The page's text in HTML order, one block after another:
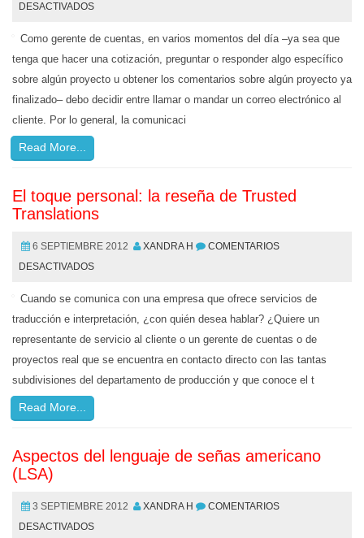
DESACTIVADOS
Como gerente de cuentas, en varios momentos del día –ya sea que
tenga que hacer una cotización, preguntar o responder algo específico
sobre algún proyecto u obtener los comentarios sobre algún proyecto ya
finalizado– debo decidir entre llamar o mandar un correo electrónico al
cliente. Por lo general, la comunicaci
Read More...
El toque personal: la reseña de Trusted
Translations
6 SEPTIEMBRE 2012 XANDRA H
COMENTARIOS
DESACTIVADOS
Cuando se comunica con una empresa que ofrece servicios de
traducción e interpretación, ¿con quién desea hablar? ¿Quiere un
representante de servicio al cliente o un gerente de cuentas o de
proyectos real que se encuentra en contacto directo con las tantas
subdivisiones del departamento de producción y que conoce el t
Read More...
Aspectos del lenguaje de señas americano
(LSA)
3 SEPTIEMBRE 2012 XANDRA H
COMENTARIOS
DESACTIVADOS